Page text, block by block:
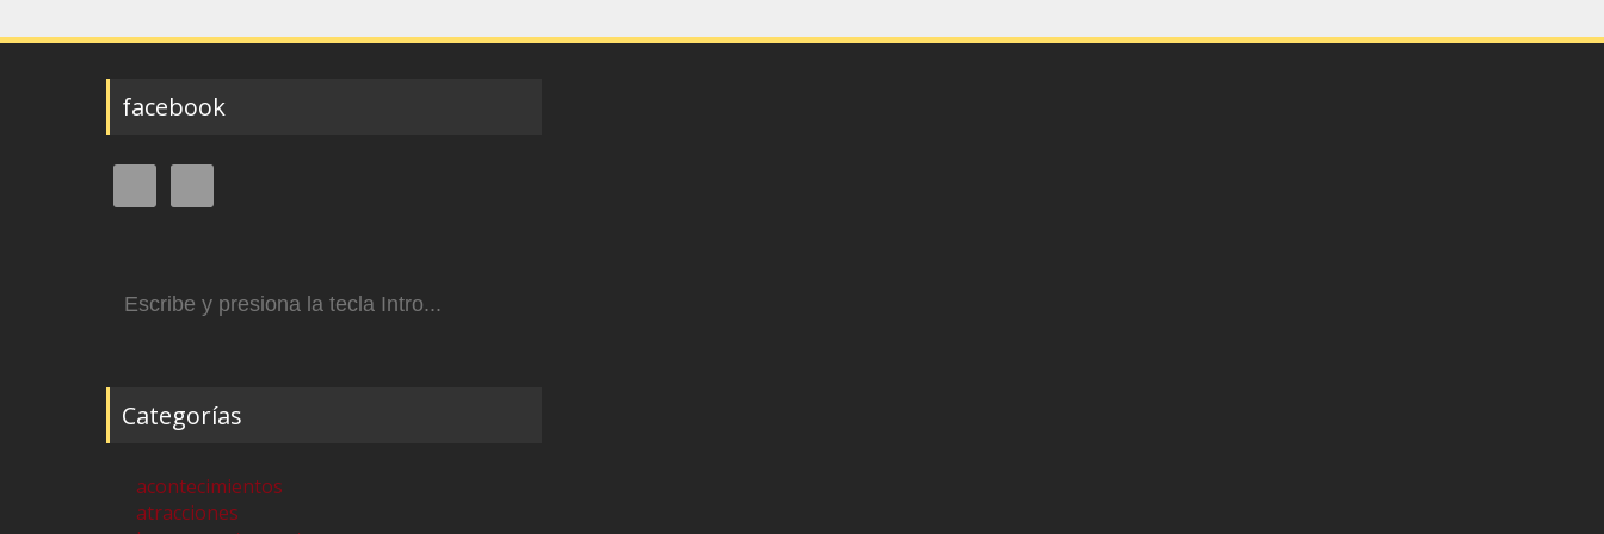
facebook
Categorías
acontecimientos
atracciones